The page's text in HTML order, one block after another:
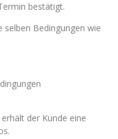
bestätigt.
selben Bedingungen wie
der Kunde eine